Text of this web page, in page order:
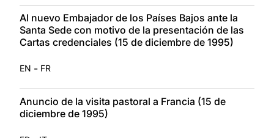
Al nuevo Embajador de los Países Bajos ante la
Santa Sede con motivo de la presentación de las
Cartas credenciales (15 de diciembre de 1995)
EN - FR
Anuncio de la visita pastoral a Francia (15 de
diciembre de 1995)